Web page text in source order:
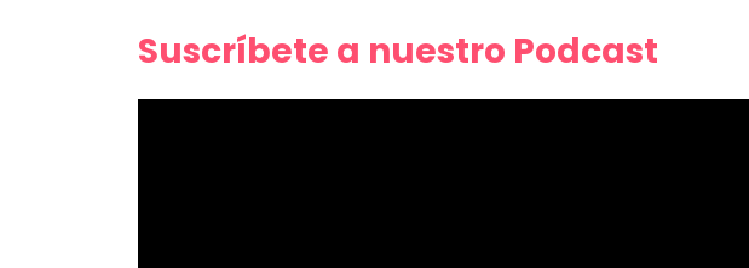
Suscríbete a nuestro Podcast